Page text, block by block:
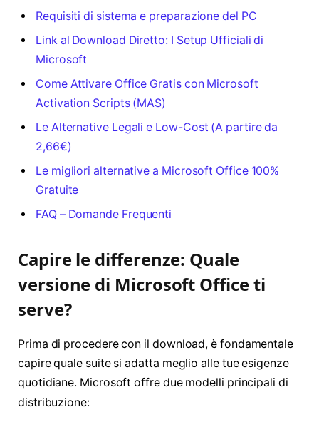
Requisiti di sistema e preparazione del PC
Link al Download Diretto: I Setup Ufficiali di
Microsoft
Come Attivare Office Gratis con Microsoft
Activation Scripts (MAS)
Le Alternative Legali e Low-Cost (A partire da
2,66€)
Le migliori alternative a Microsoft Office 100%
Gratuite
FAQ – Domande Frequenti
Capire le differenze: Quale
versione di Microsoft Office ti
serve?
Prima di procedere con il download, è fondamentale
capire quale suite si adatta meglio alle tue esigenze
quotidiane. Microsoft offre due modelli principali di
distribuzione: